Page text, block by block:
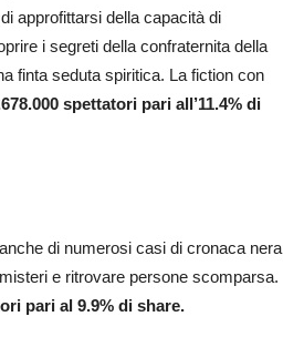
approfittarsi della capacità di
i segreti della confraternita della
finta seduta spiritica. La fiction con
spettatori pari all’11.4% di
di numerosi casi di cronaca nera
e ritrovare persone scomparsa.
pari al 9.9% di share.